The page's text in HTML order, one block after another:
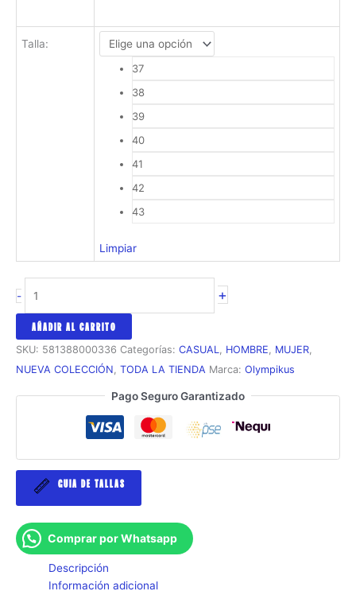
Talla:
37
38
39
40
41
42
43
Limpiar
-
Olympikus
Curva
cantidad
+
AÑADIR AL CARRITO
SKU: 581388000336 Categorías: CASUAL HOMBRE MUJER
NUEVA COLECCIÓN TODA LA TIENDA Marca: Olympikus
Pago Seguro Garantizado
GUIA DE TALLAS
Comprar por Whatsapp
Descripción
Información adicional